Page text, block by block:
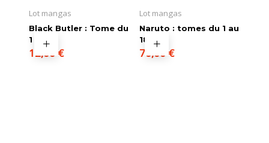
Lot mangas
Black Butler : Tome du
1 au 4
12,00 €
Lot mangas
Naruto : tomes du 1 au
18
70,00 €